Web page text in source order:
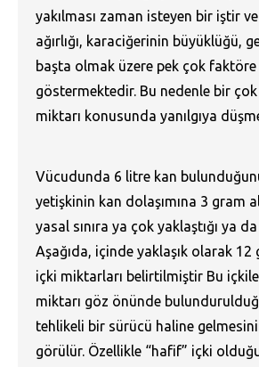
yakılması zaman isteyen bir iştir
ağırlığı, karaciğerinin büyüklüğü,
başta olmak üzere pek çok faktöre
göstermektedir. Bu nedenle bir çok
miktarı konusunda yanılgıya
Vücudunda 6 litre kan
yetişkinin kan dolaşımına 3 gram
yasal sınıra ya çok yaklaştığı ya
Aşağıda, içinde yaklaşık olarak
içki miktarları belirtilmiştir Bu
miktarı göz önünde
tehlikeli bir sürücü haline
görülür. Özellikle “hafif” içki